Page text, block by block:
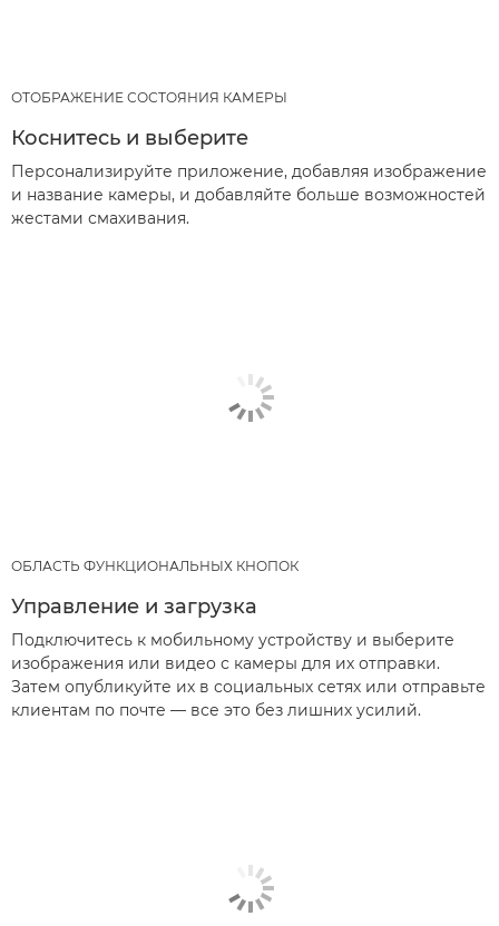
ОТОБРАЖЕНИЕ СОСТОЯНИЯ КАМЕРЫ
Коснитесь и выберите
Персонализируйте приложение, добавляя изображение
и название камеры, и добавляйте больше возможностей
жестами смахивания.
ОБЛАСТЬ ФУНКЦИОНАЛЬНЫХ КНОПОК
Управление и загрузка
Подключитесь к мобильному устройству и выберите
изображения или видео с камеры для их отправки.
Затем опубликуйте их в социальных сетях или отправьте
клиентам по почте — все это без лишних усилий.